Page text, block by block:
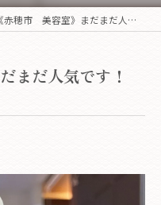
《赤穂市 美容室》まだまだ人気です！trackオイル★
まだ人気です！